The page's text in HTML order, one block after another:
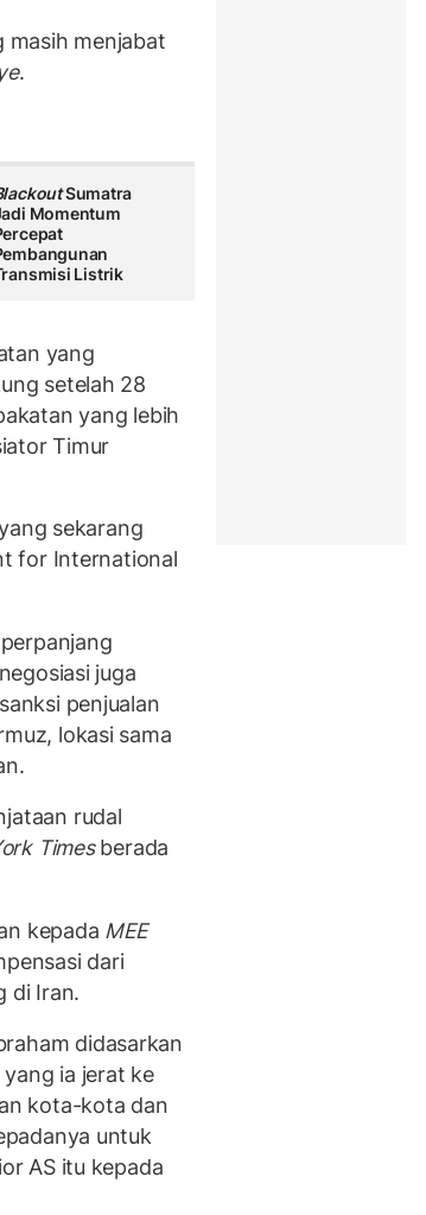
masih menjabat
.
Sumatra
Momentum
Listrik
yang
setelah 28
yang lebih
Timur
sekarang
for International
juga
penjualan
lokasi sama
rudal
Timesberada
kepada MEE
dari
di Iran.
didasarkan
ia jerat ke
kota-kota dan
untuk
AS itu kepada